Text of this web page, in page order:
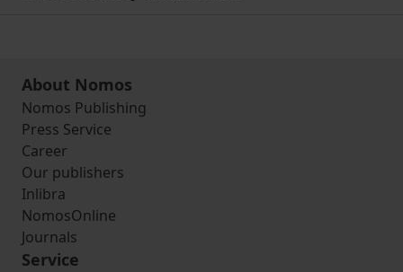
About Nomos
Nomos Publishing
Press Service
Career
Our publishers
Inlibra
NomosOnline
Journals
Service